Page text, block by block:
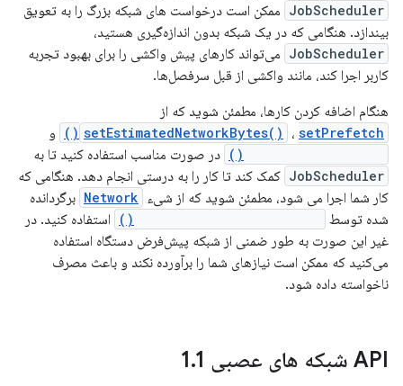
JobScheduler ممکن است درخواست های شبکه بزرگ را به تعویق
بیندازد. هنگامی که در یک شبکه بدون اندازه‌گیری هستید،
JobScheduler می‌تواند کارهای پیش واکشی را برای بهبود تجربه
کاربر اجرا کند، مانند واکشی از قبل سرفصل‌ها.
هنگام اضافه کردن کارها، مطمئن شوید که از
setEstimatedNetworkBytes() ، setPrefetch() و
در صورت مناسب استفاده کنید تا به
JobScheduler کمک کند تا کار را به درستی انجام دهد. هنگامی که
کار شما اجرا می شود، مطمئن شوید که از شیء Network برگردانده
شده توسط
استفاده کنید. در
غیر این صورت به طور ضمنی از شبکه پیش‌فرض دستگاه استفاده
می‌کنید که ممکن است نیازهای شما را برآورده نکند و باعث مصرف
ناخواسته داده شود.
API شبکه های عصبی 1 .1